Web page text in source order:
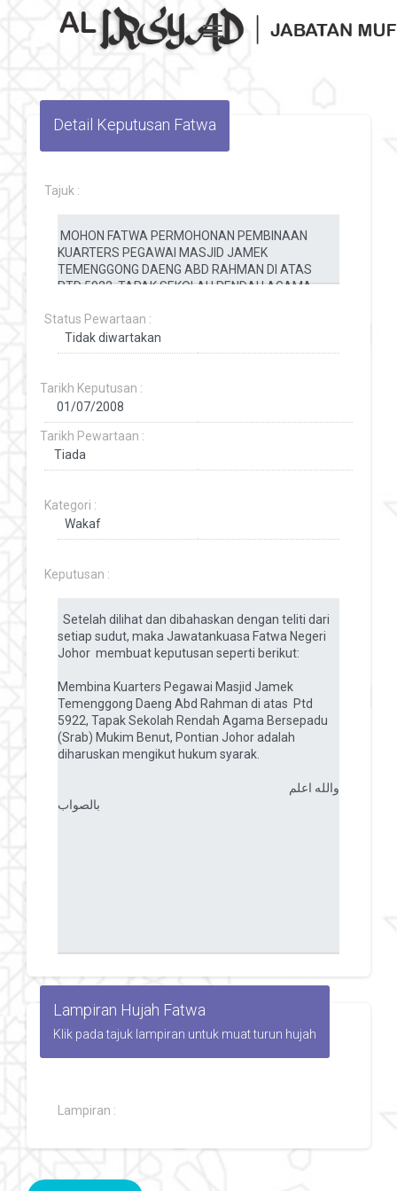
Toggle navigation
Detail Keputusan Fatwa
Tajuk :
Status Pewartaan :
Tarikh Keputusan :
Tarikh Pewartaan :
Kategori :
Keputusan :
Lampiran Hujah Fatwa
Klik pada tajuk lampiran untuk muat turun hujah
Lampiran :